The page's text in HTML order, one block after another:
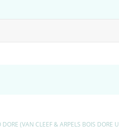
(VAN CLEEF & ARPELS BOIS DORE